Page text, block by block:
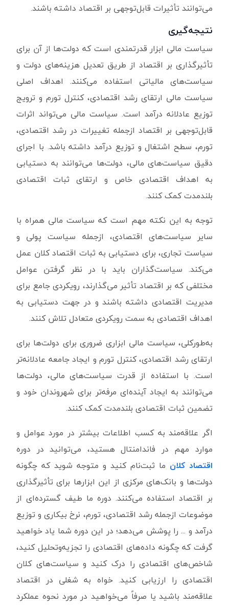
می‌توانند تأثیرات قابل‌توجهی بر اقتصاد داشته باشند.
نتیجه‌گیری
سیاست مالی ابزار قدرتمندی است که دولت‌ها از آن برای
تأثیرگذاری بر اقتصاد از طریق تعدیل هزینه‌های دولت و
سیاست‌های مالیاتی استفاده می‌کنند. اهداف اصلی
سیاست مالی ارتقای رشد اقتصادی، کنترل تورم و ترویج
توزیع عادلانه درآمد است. سیاست مالی می‌تواند اثرات
قابل‌توجهی بر اقتصاد ازجمله تغییرات در رشد اقتصادی،
تورم، سطح اشتغال و توزیع درآمد داشته باشد. با اجرای
دقیق سیاست‌های مالی، دولت‌ها می‌توانند به دستیابی
به اهداف اقتصادی خاص و ارتقای ثبات اقتصادی
بلندمدت کمک کنند.
توجه به این نکته مهم است که سیاست مالی همراه با
سایر سیاست‌های اقتصادی، ازجمله سیاست پولی و
سیاست تجاری، برای دستیابی به ثبات اقتصاد کلان عمل
می‌کند. سیاست‌گذاران باید با در نظر گرفتن عوامل
مختلفی که بر اقتصاد تأثیر می‌گذارند، رویکردی جامع برای
مدیریت اقتصادی داشته باشند و در جهت دستیابی به
اهداف اقتصادی به سمت رویکردی متعادل تلاش کنند.
به‌طورکلی، سیاست مالی ابزاری ضروری برای دولت‌ها برای
ارتقای رشد اقتصادی، کنترل تورم و ایجاد جامعه عادلانه‌تر
است. با استفاده از قدرت سیاست‌های مالی، دولت‌ها
می‌توانند به ایجاد آینده‌ای مرفه‌تر برای شهروندان خود و
تضمین ثبات اقتصادی بلندمدت کمک کنند.
اگر علاقه‌مند به کسب اطلاعات بیشتر در مورد عوامل و
موارد مهم در فاندامنتال هستید، می‌توانید در دوره
اقتصاد کلان ما ثبت‌نام کنید و متوجه شوید که چگونه
دولت‌ها و بانک‌های مرکزی از این ابزارها برای تأثیرگذاری
بر اقتصاد استفاده می‌کنند. دوره ما طیف گسترده‌ای از
موضوعات ازجمله رشد اقتصادی، تورم، نرخ بیکاری و توزیع
درآمد و ... را پوشش می‌دهد؛ در این دوره شما یاد خواهید
گرفت که چگونه داده‌های اقتصادی را تجزیه‌وتحلیل کنید،
شاخص‌های اقتصادی را درک کنید و سیاست‌های کلان
اقتصادی را ارزیابی کنید. خواه به شغلی در اقتصاد
علاقه‌مند باشید یا صرفاً می‌خواهید در مورد نحوه عملکرد